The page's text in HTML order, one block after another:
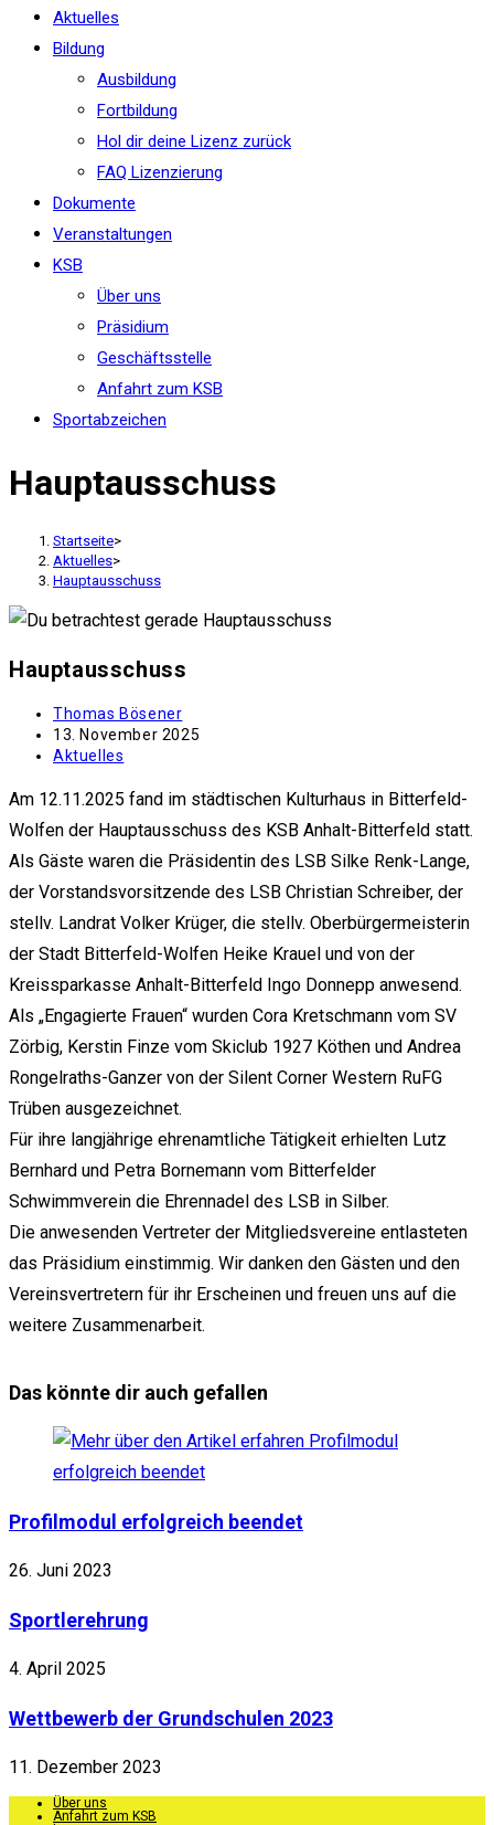
Aktuelles
Bildung
Ausbildung
Fortbildung
Hol dir deine Lizenz zurück
FAQ Lizenzierung
Dokumente
Veranstaltungen
KSB
Über uns
Präsidium
Geschäftsstelle
Anfahrt zum KSB
Sportabzeichen
Hauptausschuss
Startseite>
Aktuelles>
Hauptausschuss
Hauptausschuss
Beitrags-
Autor:
Thomas Bösener
Beitrag
veröffentlicht:
13. November 2025
Beitrags-
Aktuelles
Am 12.11.2025 fand im städtischen Kulturhaus in Bitterfeld-
Wolfen der Hauptausschuss des KSB Anhalt-Bitterfeld statt.
Als Gäste waren die Präsidentin des LSB Silke Renk-Lange,
der Vorstandsvorsitzende des LSB Christian Schreiber, der
stellv. Landrat Volker Krüger, die stellv. Oberbürgermeisterin
der Stadt Bitterfeld-Wolfen Heike Krauel und von der
Kreissparkasse Anhalt-Bitterfeld Ingo Donnepp anwesend.
Als „Engagierte Frauen“ wurden Cora Kretschmann vom SV
Zörbig, Kerstin Finze vom Skiclub 1927 Köthen und Andrea
Rongelraths-Ganzer von der Silent Corner Western RuFG
Trüben ausgezeichnet.
Für ihre langjährige ehrenamtliche Tätigkeit erhielten Lutz
Bernhard und Petra Bornemann vom Bitterfelder
Schwimmverein die Ehrennadel des LSB in Silber.
Die anwesenden Vertreter der Mitgliedsvereine entlasteten
das Präsidium einstimmig. Wir danken den Gästen und den
Vereinsvertretern für ihr Erscheinen und freuen uns auf die
weitere Zusammenarbeit.
Das könnte dir auch gefallen
Profilmodul erfolgreich beendet
26. Juni 2023
Sportlerehrung
4. April 2025
Wettbewerb der Grundschulen 2023
11. Dezember 2023
Über uns
Anfahrt zum KSB